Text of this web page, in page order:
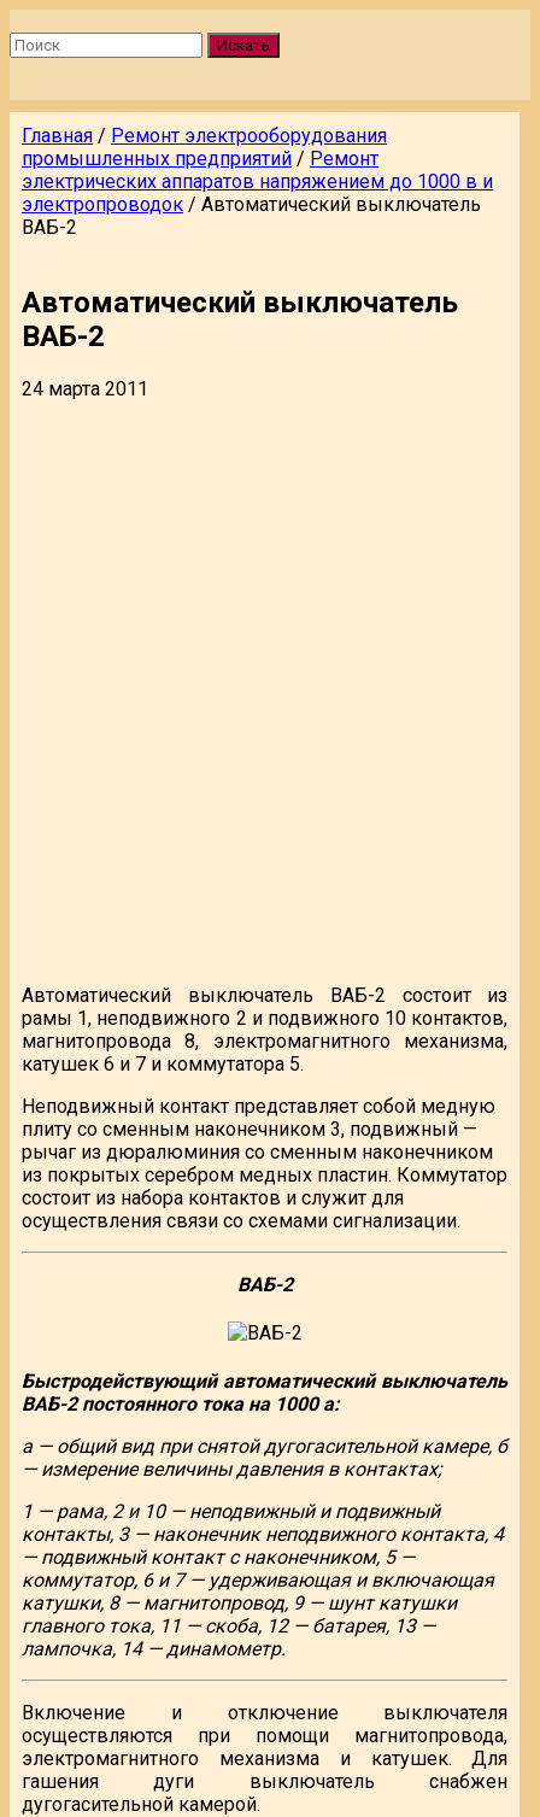
Искать
Главная / Ремонт электрооборудования
промышленных предприятий / Ремонт
электрических аппаратов напряжением до 1000 в и
электропроводок / Автоматический выключатель
ВАБ-2
Автоматический выключатель
ВАБ-2
24 марта 2011
Автоматический выключатель ВАБ-2 состоит из
рамы 1, неподвижного 2 и подвижного 10 контактов,
магнитопровода 8, электромагнитного механизма,
катушек 6 и 7 и коммутатора 5.
Неподвижный контакт представляет собой медную
плиту со сменным наконечником 3, подвижный —
рычаг из дюралюминия со сменным наконечником
из покрытых серебром медных пластин. Коммутатор
состоит из набора контактов и служит для
осуществления связи со схемами сигнализации.
ВАБ-2
Быстродействующий автоматический выключатель
ВАБ-2 постоянного тока на 1000 а:
а — общий вид при снятой дугогасительной камере, б
— измерение величины давления в контактах;
1 — рама, 2 и 10 — неподвижный и подвижный
контакты, 3 — наконечник неподвижного контакта, 4
— подвижный контакт с наконечником, 5 —
коммутатор, 6 и 7 — удерживающая и включающая
катушки, 8 — магнитопровод, 9 — шунт катушки
главного тока, 11 — скоба, 12 — батарея, 13 —
лампочка, 14 — динамометр.
Включение и отключение выключателя
осуществляются при помощи магнитопровода,
электромагнитного механизма и катушек. Для
гашения дуги выключатель снабжен
дугогасительной камерой.